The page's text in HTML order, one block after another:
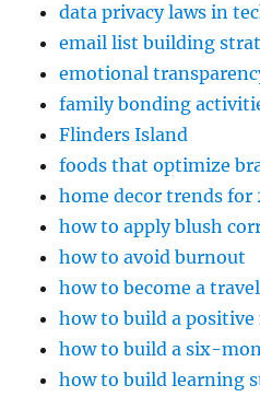
data privacy laws in
email list building
emotional
family bonding
Flinders Island
foods that optimize
home decor trends for
how to apply blush
how to avoid burnout
how to become a
how to build a
how to build a six-
how to build learning